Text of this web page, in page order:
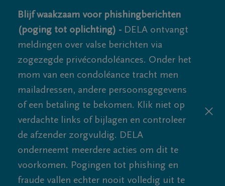
Blijf waakzaam voor phishingberichten
(poging tot oplichting) - DELA ontvangt
meldingen over valse berichten via
zogezegde privécondoléances. Onder het
mom van een condoléance tracht men
mailadressen, andere persoonsgegevens
of een betaling te bekomen. Klik niet op
verdachte links of bijlagen en controleer
de afzender zorgvuldig. DELA
onderneemt meerdere acties om dit te
voorkomen. Pogingen tot phishing en
fraude vallen echter nooit volledig uit te